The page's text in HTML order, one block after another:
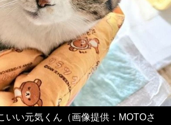
いい元気くん（画像提供：MOTOさ